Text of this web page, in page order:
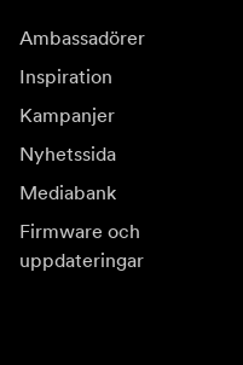
Ambassadörer
Inspiration
Kampanjer
Nyhetssida
Mediabank
Firmware och
uppdateringar